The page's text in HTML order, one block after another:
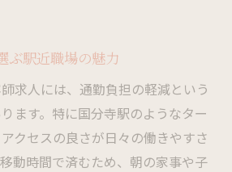
ぶ駅近職場の魅力
求人には、通勤負担の軽減という
ます。特に国分寺駅のようなター
クセスの良さが日々の働きやすさ
動時間で済むため、朝の家事や子